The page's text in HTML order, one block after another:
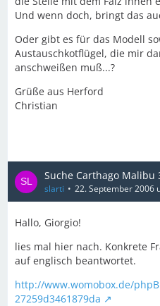
Und wenn doch, bringt das
Oder gibt es für das Modell
Austauschkotflügel, die mir
anschweißen muß...?
Grüße aus Herford
Christian
Suche Carthago Malibu
slarti 22. September 2006
Hallo, Giorgio!
lies mal hier nach. Konkrete
auf englisch beantwortet.
http://www.womobox.de/
27259d3461879da